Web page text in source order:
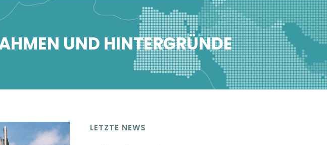
UND HINTERGRÜNDE
LETZTE NEWS